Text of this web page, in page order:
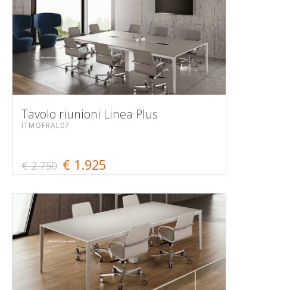
Tavolo riunioni Linea Plus
ITMOFRAL07
€ 2.750 € 1.925